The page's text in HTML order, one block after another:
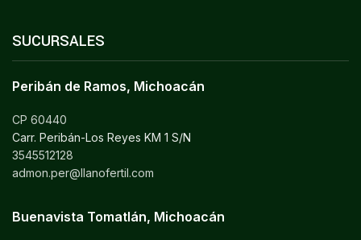
SUCURSALES
Peribán de Ramos, Michoacán
CP 60440
Carr. Peribán-Los Reyes KM 1 S/N
3545512128
admon.per@llanofertil.com
Buenavista Tomatlán, Michoacán